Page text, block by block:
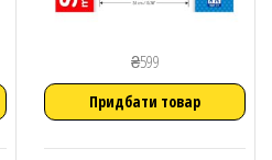
₴599
Придбати товар